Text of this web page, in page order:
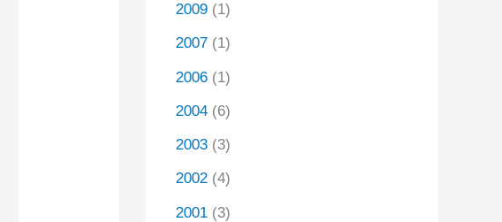
2009 (1)
2007 (1)
2006 (1)
2004 (6)
2003 (3)
2002 (4)
2001 (3)